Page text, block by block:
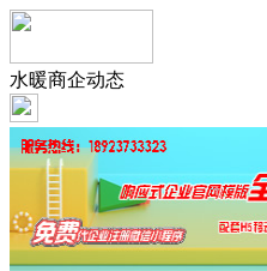
水暖商企动态